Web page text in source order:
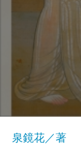
泉鏡花／著